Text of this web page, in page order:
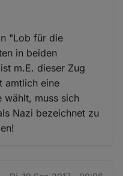
"Lob für die
in beiden
m.E. dieser Zug
amtlich eine
wählt, muss sich
Nazi bezeichnet zu